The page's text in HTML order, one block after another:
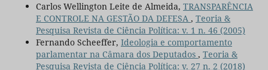
Carlos Wellington Leite de Almeida, TRANSPARÊNCIA
E CONTROLE NA GESTÃO DA DEFESA , Teoria &
Pesquisa Revista de Ciência Política: v. 1 n. 46 (2005)
Fernando Scheeffer, Ideologia e comportamento
parlamentar na Câmara dos Deputados , Teoria &
Pesquisa Revista de Ciência Política: v. 27 n. 2 (2018)